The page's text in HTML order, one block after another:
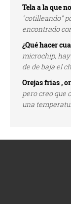
Tela a la que
"cotilleando"
encontrado
¿Qué hacer
microchip,
de de baja el
Orejas frías ,
pero creo que
una